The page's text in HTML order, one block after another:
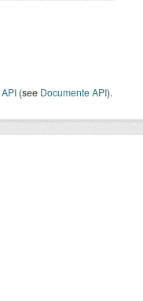
API (see Documente API).